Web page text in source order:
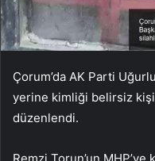
Çorum’da AK Parti
yerine kimliği belirsiz kişi
düzenlendi.